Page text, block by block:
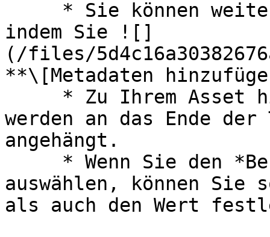
indem Sie ![]
(/files/
**\[Metadaten
werden an das Ende
angehängt.
auswählen, können Sie
als auch den Wert